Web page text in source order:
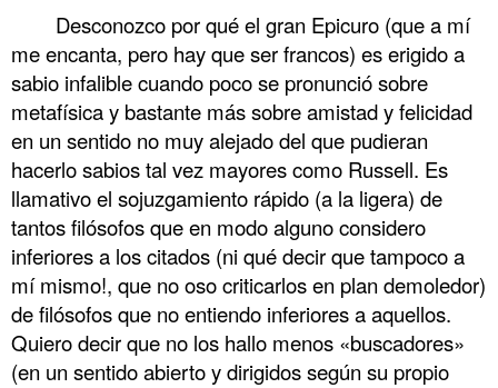
Desconozco por qué el gran Epicuro (que a mí
me encanta, pero hay que ser francos) es erigido a
sabio infalible cuando poco se pronunció sobre
metafísica y bastante más sobre amistad y felicidad
en un sentido no muy alejado del que pudieran
hacerlo sabios tal vez mayores como Russell. Es
llamativo el sojuzgamiento rápido (a la ligera) de
tantos filósofos que en modo alguno considero
inferiores a los citados (ni qué decir que tampoco a
mí mismo!, que no oso criticarlos en plan demoledor)
de filósofos que no entiendo inferiores a aquellos.
Quiero decir que no los hallo menos «buscadores»
(en un sentido abierto y dirigidos según su propio